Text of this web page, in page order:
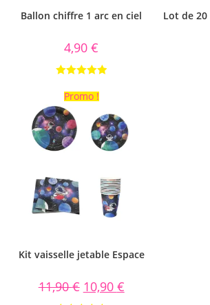
Ballon chiffre 1 arc en ciel
4,90€
sur 5
Lot de
Promo !
Kit vaisselle jetable Espace
11,90€ 10,90 €